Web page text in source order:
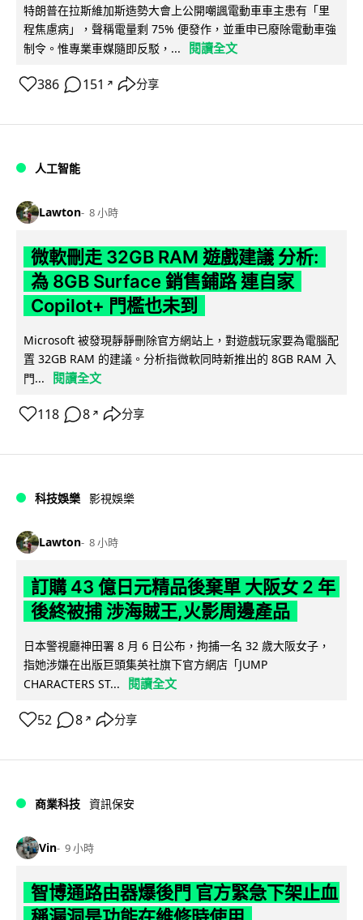
特朗普在拉斯維加斯造勢大會上公開嘲諷電動車車主患有「里
程焦慮病」，聲稱電量剩 75% 便發作，並重申已廢除電動車強
制令。惟專業車媒隨即反駁，...
閱讀全文
386 151 ↗ 分享
人工智能
Lawton 8 小時
微軟刪走 32GB RAM 遊戲建議 分析:
為 8GB Surface 銷售鋪路 連自家
Copilot+ 門檻也未到
Microsoft 被發現靜靜刪除官方網站上，對遊戲玩家要為電腦配
置 32GB RAM 的建議。分析指微軟同時新推出的 8GB RAM 入
門...
閱讀全文
118 8 ↗ 分享
科技娛樂 影視娛樂
Lawton 8 小時
訂購 43 億日元精品後棄單 大阪女 2 年
後終被捕 涉海賊王,火影周邊產品
日本警視廳神田署 8 月 6 日公布，拘捕一名 32 歲大阪女子，
指她涉嫌在出版巨頭集英社旗下官方網店「JUMP
CHARACTERS ST...
閱讀全文
52 8 ↗ 分享
商業科技 資訊保安
Vin 9 小時
智博通路由器爆後門 官方緊急下架止血